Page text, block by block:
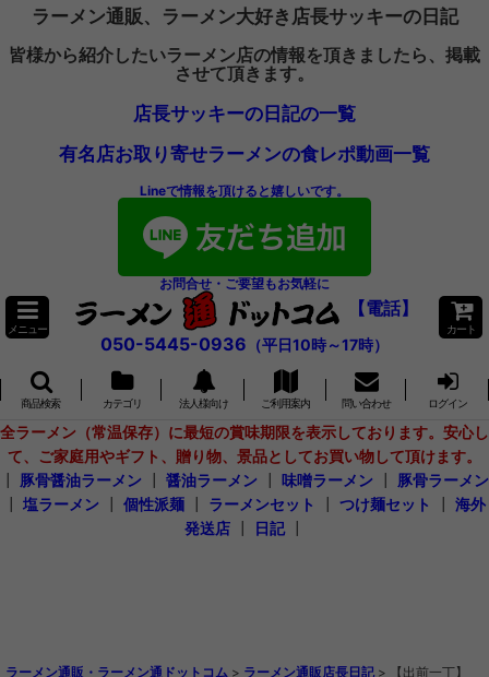
ラーメン通販、ラーメン大好き店長サッキーの日記
皆様から紹介したいラーメン店の情報を頂きましたら、掲載
させて頂きます。
店長サッキーの日記の一覧
有名店お取り寄せラーメンの食レポ動画一覧
Lineで情報を頂けると嬉しいです。
お問合せ・ご要望もお気軽に
メニュー
【電話】
050-5445-0936 （平日10時～17時）
カート
商品検索 カテゴリ 法人様向け ご利用案内 問い合わせ ログイン
全ラーメン（常温保存）に最短の賞味期限を表示しております。安心し
て、ご家庭用やギフト、贈り物、景品としてお買い物して頂けます。
豚骨醤油ラーメン 醤油ラーメン 味噌ラーメン
豚骨ラーメン
塩ラーメン 個性派麺 ラーメンセット つけ麺セット
海外
発送店
日記┃
ラーメン通販・ラーメン通ドットコム > ラーメン通販店長日記 > 【出前一丁】